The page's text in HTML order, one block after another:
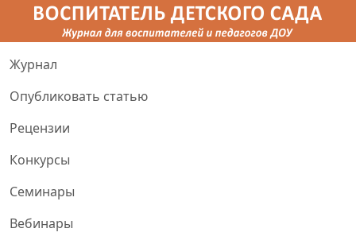
Журнал
Опубликовать статью
Рецензии
Конкурсы
Семинары
Вебинары